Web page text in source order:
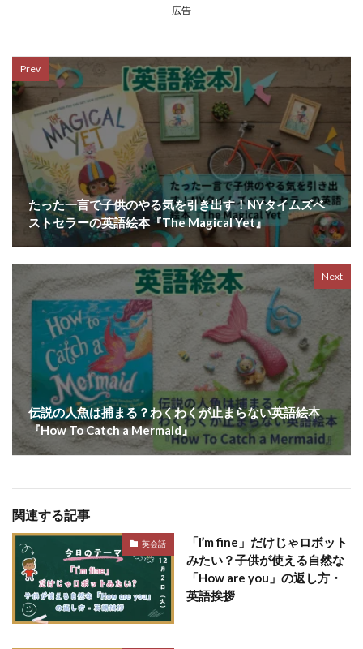
広告
Prev
たった一言で子供のやる気を引き出す！NYタイムズベ
ストセラーの英語絵本『The Magical Yet』
Next
伝説の人魚は捕まる？わくわくが止まらない英語絵本
『How To Catch a Mermaid』
関連する記事
英会話
「I’m fine」だけじゃロボット
みたい？子供が使える自然な
「How are you」の返し方・
英語挨拶